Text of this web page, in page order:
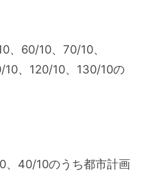
、60/10、70/10、
10、120/10、130/10の
、40/10のうち都市計画